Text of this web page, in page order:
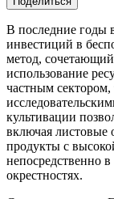
В последние годы
инвестиций в
метод,
использование
частным
культивации
включая листовые
продукты с
непосредственно
окрестностях.